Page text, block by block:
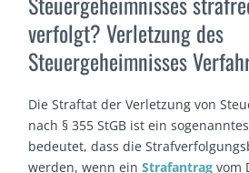
verfolgt? Verletzung des
Steuergeheimnisses
Die Straftat der Verletzung von
nach § 355 StGB ist ein
bedeutet, dass die
werden, wenn einStrafantrag vom